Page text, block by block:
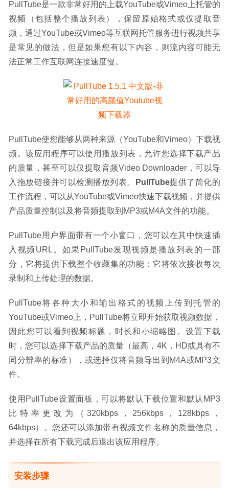
PullTube是一款非常好用的上载YouTube或Vimeo上托管的
视频（包括整个播放列表），保留原始格式或仅提取音
频，通过YouTube或Vimeo等互联网托管服务进行视频共享
是常见的做法，但是如果您有以下内容，则流内容可能无
法正常工作互联网连接速度慢。
PullTube使您能够从两种来源（YouTube和Vimeo）下载视
频。该应用程序可以使用播放列表，允许您选择下载产品
的质量，甚至可以仅提取音频Video Downloader，可以导
入拖放链接并可以检测播放列表。
PullTube提供了简化的
工作流程，可以从YouTube或Vimeo快速下载视频，并提供
产品质量控制以及将音频提取到MP3或M4A文件的功能。
PullTube用户界面带有一个小窗口，您可以在其中快速插
入视频URL。如果PullTube发现视频是播放列表的一部
分，它将提供下载整个收藏集的功能：它将依次接收每次
录制和上传处理的数据。
PullTube将各种大小和输出格式的视频上传到托管的
YouTube或Vimeo上，PullTube将立即开始获取视频数据，
因此您可以看到视频标题，时长和小缩略图。设置下载
时，您可以选择下载产品的质量（最高，4K，HD或具有不
同分辨率的标准），或选择仅将音频导出到M4A或MP3文
件。
使用PullTube设置面板，可以将默认下载位置和默认MP3
比特率更改为（320kbps，256kbps，128kbps，
64kbps）。您还可以添加带有视频文件名称的质量信息，
并选择在所有下载完成后退出该应用程序。
安装步骤